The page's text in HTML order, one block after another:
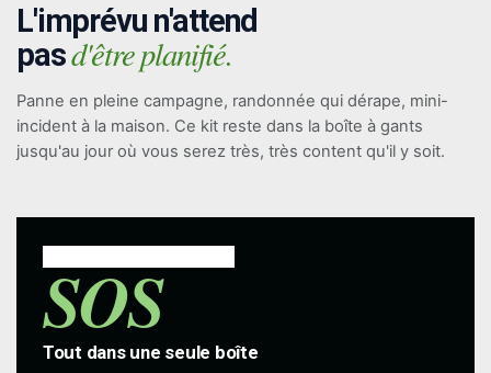
L'imprévu n'attend
pasd'être planifié.
Panne en pleine campagne, randonnée qui dérape, mini-
incident à la maison. Ce kit reste dans la boîte à gants
jusqu'au jour où vous serez très, très content qu'il y soit.
SOS
Tout dans une seule boîte